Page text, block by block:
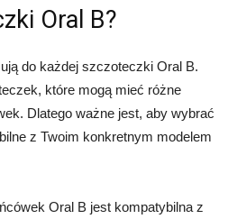
Oral B?
do każdej szczoteczki Oral B.
które mogą mieć różne
Dlatego ważne jest, aby wybrać
z Twoim konkretnym modelem
Oral B jest kompatybilna z